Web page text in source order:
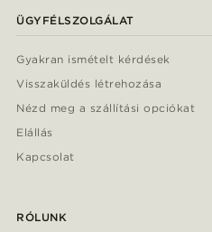
ÜGYFÉLSZOLGÁLAT
Gyakran ismételt kérdések
Visszaküldés létrehozása
Nézd meg a szállítási opciókat
Elállás
Kapcsolat
RÓLUNK